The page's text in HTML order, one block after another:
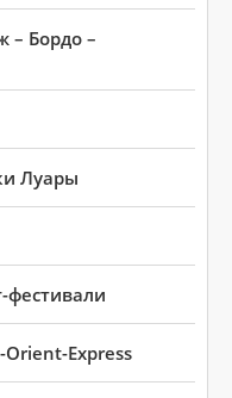
– Бордо –
Луары
Express